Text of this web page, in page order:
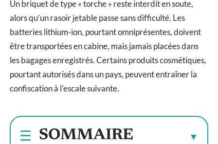
Un briquet de type « torche » reste interdit en soute,
alors qu’un rasoir jetable passe sans difficulté. Les
batteries lithium-ion, pourtant omniprésentes, doivent
être transportées en cabine, mais jamais placées dans
les bagages enregistrés. Certains produits cosmétiques,
pourtant autorisés dans un pays, peuvent entraîner la
confiscation à l’escale suivante.
SOMMAIRE